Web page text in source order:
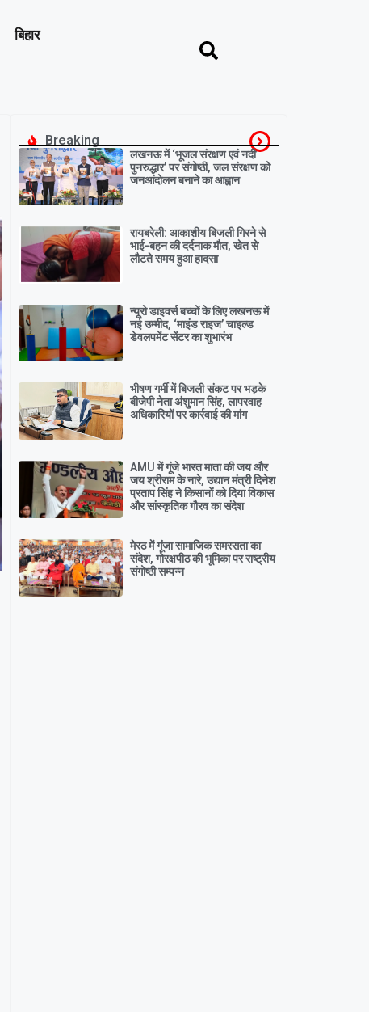
बिहार
Breaking
लखनऊ में ‘भूजल संरक्षण एवं नदी
पुनरुद्धार’ पर संगोष्ठी, जल संरक्षण को
जनआंदोलन बनाने का आह्वान
रायबरेली: आकाशीय बिजली गिरने से
भाई-बहन की दर्दनाक मौत, खेत से
लौटते समय हुआ हादसा
न्यूरो डाइवर्स बच्चों के लिए लखनऊ में
नई उम्मीद, ‘माइंड राइज’ चाइल्ड
डेवलपमेंट सेंटर का शुभारंभ
भीषण गर्मी में बिजली संकट पर भड़के
बीजेपी नेता अंशुमान सिंह, लापरवाह
अधिकारियों पर कार्रवाई की मांग
AMU में गूंजे भारत माता की जय और
जय श्रीराम के नारे, उद्यान मंत्री दिनेश
प्रताप सिंह ने किसानों को दिया विकास
और सांस्कृतिक गौरव का संदेश
मेरठ में गूंजा सामाजिक समरसता का
संदेश, गोरक्षपीठ की भूमिका पर राष्ट्रीय
संगोष्ठी सम्पन्न